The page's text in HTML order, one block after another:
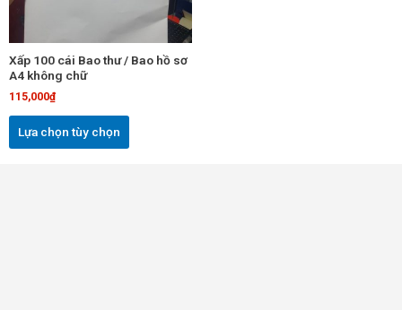
Xấp 100 cái Bao thư / Bao hồ sơ
A4 không chữ
115,000₫
Lựa chọn tùy chọn
tùy
chọn
có
trên